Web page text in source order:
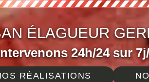
ÉLAGUEUR
24h/24 sur
RÉALISATIONS